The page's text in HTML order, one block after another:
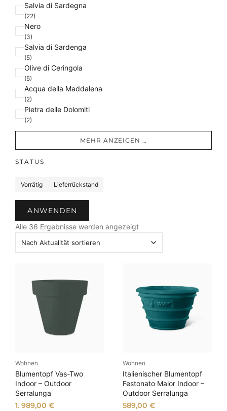
Salvia di Sardegna
(22)
Nero
(3)
Salvia di Sardenga
(5)
Olive di Ceringola
(5)
Acqua della Maddalena
(2)
Pietra delle Dolomiti
(2)
MEHR ANZEIGEN …
STATUS
u
Vorrätig Lieferrückstand
ANWENDEN
Alle 36 Ergebnisse werden angezeigtN
t
u
ä
t
s
o
r
Wohnen
Blumentopf Vas-Two
Indoor – Outdoor
Serralunga
1. 989,00€
Wohnen
Italienischer Blumentopf
Festonato Maior Indoor –
Outdoor Serralunga
589,00 €